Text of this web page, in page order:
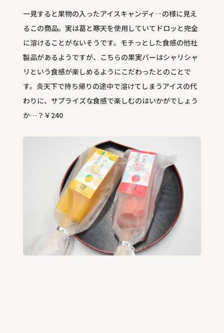
一見すると果物の入ったアイスキャンディ―の様に見え
るこの商品。実は葛と寒天を使用していてドロッと完全
に溶けることがないそうです。モチっとした食感の他社
製品があるようですが、こちらの果実バーはシャリシャ
リという食感が楽しめるようにこだわったとのことで
す。炎天下で持ち帰りの途中で溶けてしまうアイスの代
わりに、サプライズな食感で楽しむのはいかがでしょう
か…？￥ 240